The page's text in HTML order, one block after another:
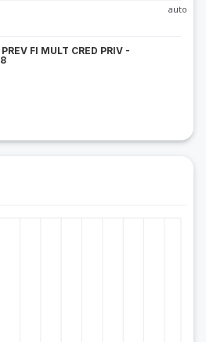
auto
FI MULT CRED PRIV -